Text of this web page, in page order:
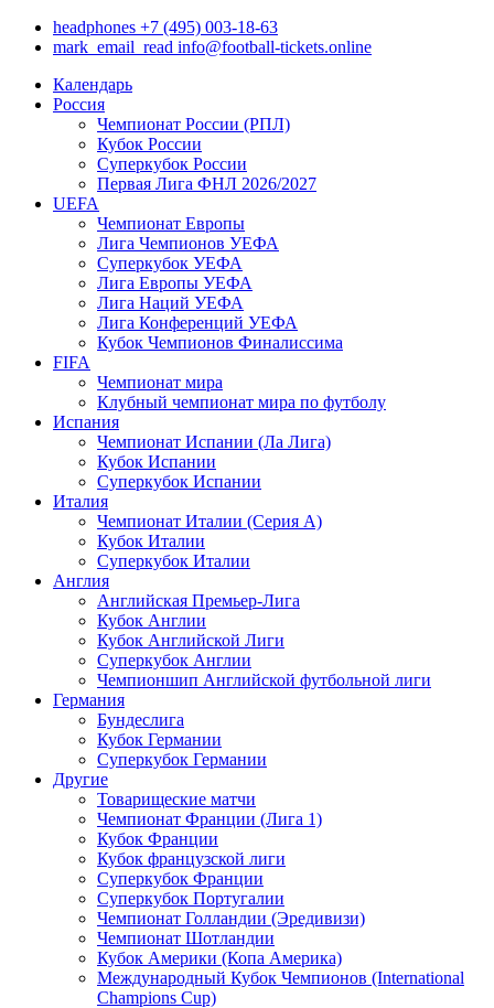
headphones +7 (495) 003-18-63
mark_email_read info@football-tickets.online
Календарь
Россия
Чемпионат России (РПЛ)
Кубок России
Суперкубок России
Первая Лига ФНЛ 2026/2027
UEFA
Чемпионат Европы
Лига Чемпионов УЕФА
Суперкубок УЕФА
Лига Европы УЕФА
Лига Наций УЕФА
Лига Конференций УЕФА
Кубок Чемпионов Финалиссима
FIFA
Чемпионат мира
Клубный чемпионат мира по футболу
Испания
Чемпионат Испании (Ла Лига)
Кубок Испании
Суперкубок Испании
Италия
Чемпионат Италии (Серия А)
Кубок Италии
Суперкубок Италии
Англия
Английская Премьер-Лига
Кубок Англии
Кубок Английской Лиги
Суперкубок Англии
Чемпионшип Английской футбольной лиги
Германия
Бундеслига
Кубок Германии
Суперкубок Германии
Другие
Товарищеские матчи
Чемпионат Франции (Лига 1)
Кубок Франции
Кубок французской лиги
Суперкубок Франции
Суперкубок Португалии
Чемпионат Голландии (Эредивизи)
Чемпионат Шотландии
Кубок Америки (Копа Америка)
Международный Кубок Чемпионов (International
Champions Cup)